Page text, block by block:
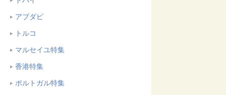
アブダビ
トルコ
マルセイユ特集
香港特集
ポルトガル特集